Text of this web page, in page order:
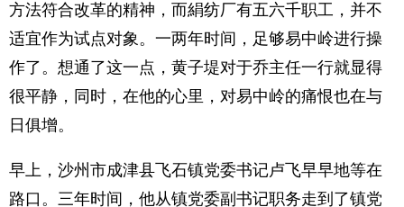
方法符合改革的精神，而絹纺厂有五六千职工，并不
适宜作为试点对象。一两年时间，足够易中岭进行操
作了。想通了这一点，黄子堤对于乔主任一行就显得
很平静，同时，在他的心里，对易中岭的痛恨也在与
日俱增。
早上，沙州市成津县飞石镇党委书记卢飞早早地等在
路口。三年时间，他从镇党委副书记职务走到了镇党